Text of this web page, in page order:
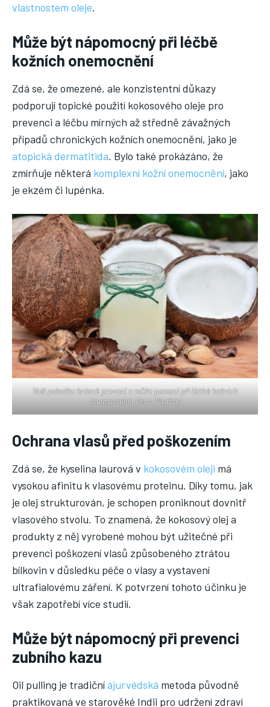
vlastnostem oleje.
Může být nápomocný při léčbě
kožních onemocnění
Zdá se, že omezené, ale konzistentní důkazy
podporují topické použití kokosového oleje pro
prevenci a léčbu mírných až středně závažných
případů chronických kožních onemocnění, jako je
atopická dermatitida. Bylo také prokázáno, že
zmírňuje některá komplexní kožní onemocnění, jako
je ekzém či lupénka.
Vaši pokožku krásně provoní a může pomoci při léčbě kožních
onemocnění. Foto: Pixabay
Ochrana vlasů před poškozením
Zdá se, že kyselina laurová v kokosovém oleji má
vysokou afinitu k vlasovému proteinu. Díky tomu, jak
je olej strukturován, je schopen proniknout dovnitř
vlasového stvolu. To znamená, že kokosový olej a
produkty z něj vyrobené mohou být užitečné při
prevenci poškození vlasů způsobeného ztrátou
bílkovin v důsledku péče o vlasy a vystavení
ultrafialovému záření. K potvrzení tohoto účinku je
však zapotřebí více studií.
Může být nápomocný při prevenci
zubního kazu
Oil pulling je tradičníájurvédská metoda původně
praktikovaná ve starověké Indii pro udržení zdraví